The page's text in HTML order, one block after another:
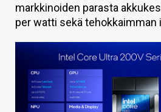
KAUPPA
VAIHDA TEEMA
HAKU
markkinoiden parasta
per watti sekä tehokkaimman